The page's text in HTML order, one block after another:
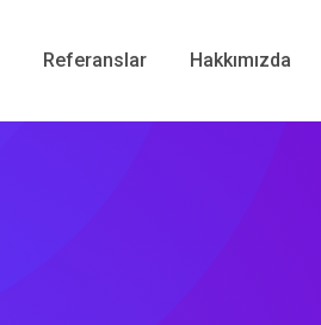
Referanslar Hakkımızda